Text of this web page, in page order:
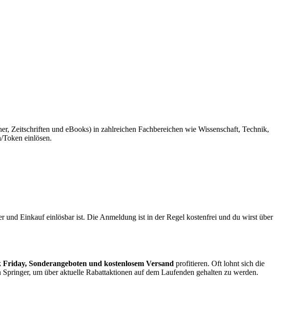
Zeitschriften und eBooks) in zahlreichen Fachbereichen wie Wissenschaft, Technik,
einlösen.
Einkauf einlösbar ist. Die Anmeldung ist in der Regel kostenfrei und du wirst über
Friday, Sonderangeboten und kostenlosem Versand profitieren. Oft lohnt sich die
um über aktuelle Rabattaktionen auf dem Laufenden gehalten zu werden.